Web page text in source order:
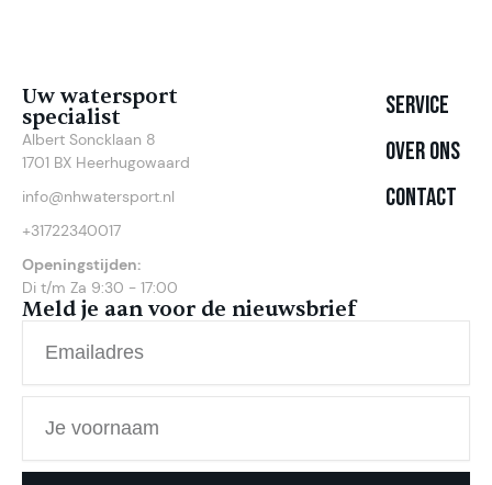
Uw watersport
specialist
Albert Soncklaan 8
1701 BX Heerhugowaard
info@nhwatersport.nl
+31722340017
Openingstijden:
Di t/m Za 9:30 - 17:00
Meld je aan voor de nieuwsbrief
Service
Over ons
Contact